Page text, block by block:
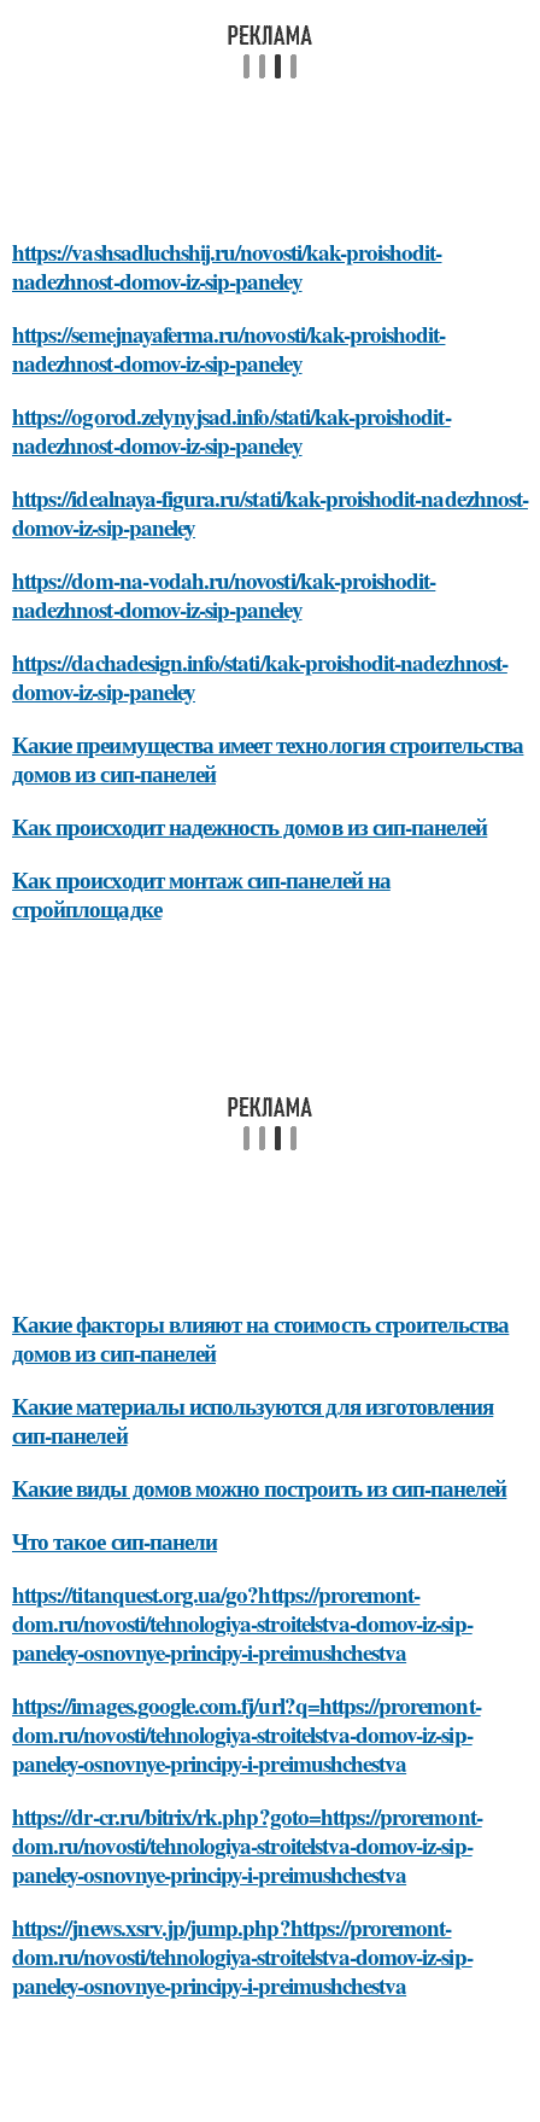
https://vashsadluchshij.ru/novosti/kak-proishodit-
nadezhnost-domov-iz-sip-paneley
https://semejnayaferma.ru/novosti/kak-proishodit-
nadezhnost-domov-iz-sip-paneley
https://ogorod.zelynyjsad.info/stati/kak-proishodit-
nadezhnost-domov-iz-sip-paneley
https://idealnaya-figura.ru/stati/kak-proishodit-nadezhnost-
domov-iz-sip-paneley
https://dom-na-vodah.ru/novosti/kak-proishodit-
nadezhnost-domov-iz-sip-paneley
https://dachadesign.info/stati/kak-proishodit-nadezhnost-
domov-iz-sip-paneley
Какие преимущества имеет технология строительства
домов из сип-панелей
Как происходит надежность домов из сип-панелей
Как происходит монтаж сип-панелей на
стройплощадке
Какие факторы влияют на стоимость строительства
домов из сип-панелей
Какие материалы используются для изготовления
сип-панелей
Какие виды домов можно построить из сип-панелей
Что такое сип-панели
https://titanquest.org.ua/go?https://proremont-
dom.ru/novosti/tehnologiya-stroitelstva-domov-iz-sip-
paneley-osnovnye-principy-i-preimushchestva
https://images.google.com.fj/url?q=https://proremont-
dom.ru/novosti/tehnologiya-stroitelstva-domov-iz-sip-
paneley-osnovnye-principy-i-preimushchestva
https://dr-cr.ru/bitrix/rk.php?goto=https://proremont-
dom.ru/novosti/tehnologiya-stroitelstva-domov-iz-sip-
paneley-osnovnye-principy-i-preimushchestva
https://jnews.xsrv.jp/jump.php?https://proremont-
dom.ru/novosti/tehnologiya-stroitelstva-domov-iz-sip-
paneley-osnovnye-principy-i-preimushchestva